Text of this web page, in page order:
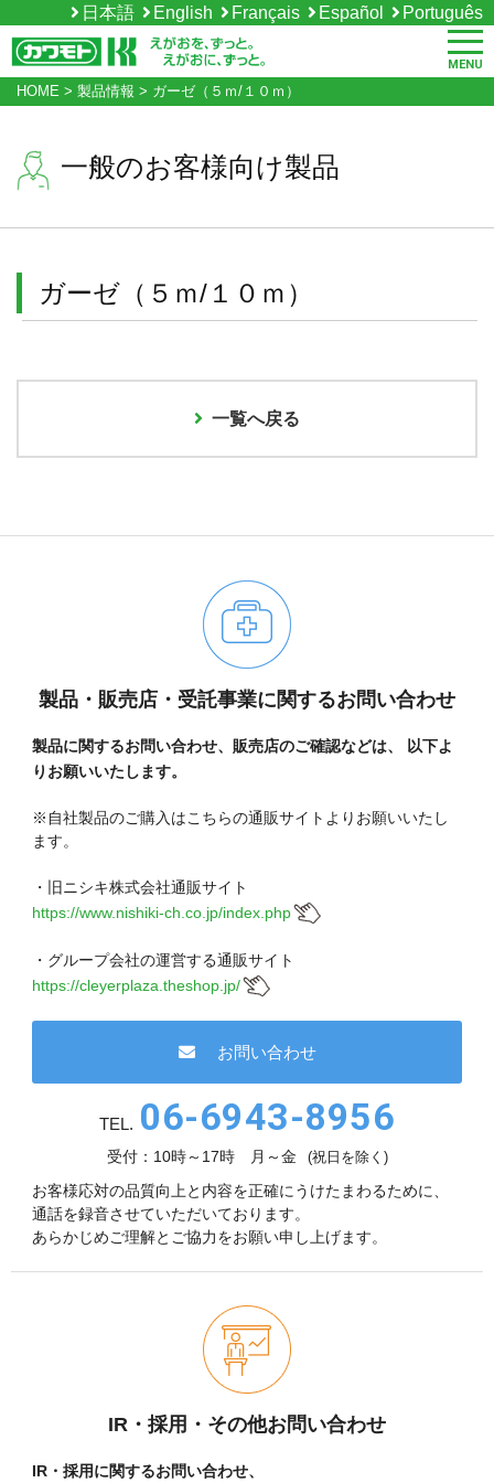
日本語 English Français Español Português
MENU
HOME > 製品情報 > ガーゼ（５ｍ/１０ｍ）
一般のお客様向け製品
ガーゼ（５ｍ/１０ｍ）
一覧へ戻る
製品・販売店・受託事業に関するお問い合わせ
製品に関するお問い合わせ、販売店のご確認などは、
以下よ
りお願いいたします。
※自社製品のご購入はこちらの通販サイトよりお願いいたし
ます。
・旧ニシキ株式会社通販サイト
https://www.nishiki-ch.co.jp/index.php
・グループ会社の運営する通販サイト
https://cleyerplaza.theshop.jp/
お問い合わせ
TEL. 06-6943-8956
受付：10時～17時 月～金 (祝日を除く)
お客様応対の品質向上と内容を正確にうけたまわるために、
通話を録音させていただいております。
あらかじめご理解とご協力をお願い申し上げます。
IR・採用・その他お問い合わせ
IR・採用に関するお問い合わせ、
06-6943-8956
受付時間：受付 : 10時〜16時 月〜金
※新型コロナウイルス感染症対策として、
現在、受付時間を一部短縮しております。
06-6943-8951
受付時間：受付 : 9時〜17時 月〜金
メールでのお問い合わせ